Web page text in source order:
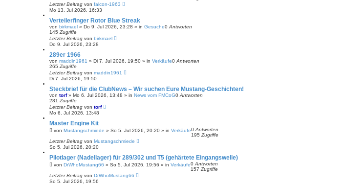
Letzter Beitrag von falcon-1963
Mo 13. Jul 2026, 16:33
Verteilerfinger Rotor Blue Streak
von birkmael » Do 9. Jul 2026, 23:28 » in Gesuche0 Antworten
145 Zugriffe
Letzter Beitrag von birkmael
Do 9. Jul 2026, 23:28
289er 1966
von maddin1961 » Di 7. Jul 2026, 19:50 » in Verkäufe0 Antworten
265 Zugriffe
Letzter Beitrag von maddin1961
Di 7. Jul 2026, 19:50
Steckbrief für die ClubNews – Wir suchen Eure Mustang-Geschichten!
von torf» Mo 6. Jul 2026, 13:48 » in News vom FMCoG0 Antworten
281 Zugriffe
Letzter Beitrag von torf
Mo 6. Jul 2026, 13:48
Master Engine Kit
von Mustangschmiede » So 5. Jul 2026, 20:20 » in Verkäufe0 Antworten
195 Zugriffe
Letzter Beitrag von Mustangschmiede
So 5. Jul 2026, 20:20
Pilotlager (Nadellager) für 289/302 und T5 (gehärtete Eingangswelle)
von DrWhoMustang66 » So 5. Jul 2026, 19:56 » in Verkäufe0 Antworten
157 Zugriffe
Letzter Beitrag von DrWhoMustang66
So 5. Jul 2026, 19:56